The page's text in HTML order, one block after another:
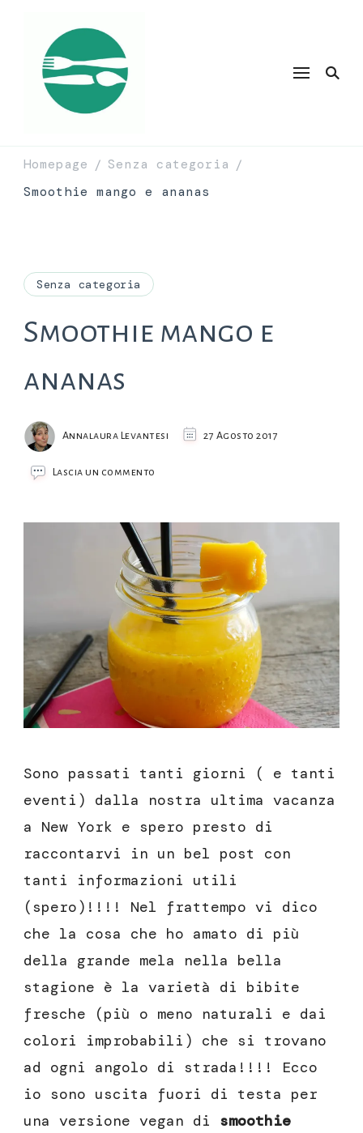
Homepage / Senza categoria /
Smoothie mango e ananas
Senza categoria
Smoothie mango e
ananas
Annalaura Levantesi 27 Agosto 2017
Lascia un commento
e
ananas
Sono passati tanti giorni ( e tanti
eventi) dalla nostra ultima vacanza
a New York e spero presto di
raccontarvi in un bel post con
tanti informazioni utili
(spero)!!!! Nel frattempo vi dico
che la cosa che ho amato di più
della grande mela nella bella
stagione è la varietà di bibite
fresche (più o meno naturali e dai
colori improbabili) che si trovano
ad ogni angolo di strada!!!! Ecco
io sono uscita fuori di testa per
una versione vegan di smoothie